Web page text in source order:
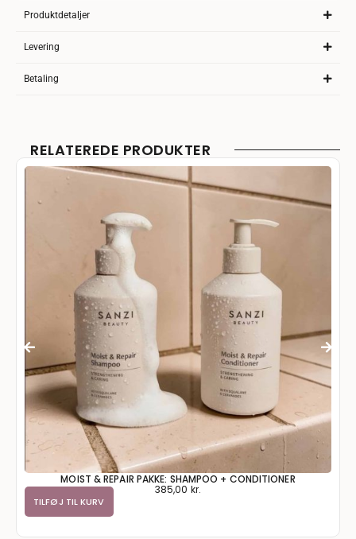
Produktdetaljer
Levering
Betaling
RELATEREDE PRODUKTER
MOIST & REPAIR PAKKE: SHAMPOO + CONDITIONER
385,00 kr.
TILFØJ TIL KURV